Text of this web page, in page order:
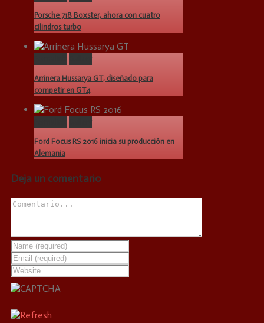
Porsche 718 Boxster, ahora con cuatro
cilindros turbo
Arrinera Hussarya GT, diseñado para
competir en GT4
Ford Focus RS 2016 inicia su producción en
Alemania
Deja un comentario